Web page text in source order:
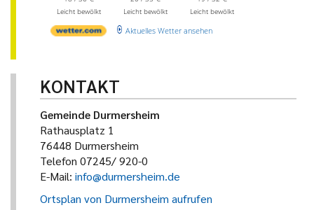
Leicht bewölkt
Leicht bewölkt
Leicht bewölkt
Aktuelles Wetter ansehen
KONTAKT
Gemeinde Durmersheim
Rathausplatz 1
76448 Durmersheim
Telefon 07245/ 920-0
E-Mail: info@durmersheim.de
Ortsplan von Durmersheim aufrufen